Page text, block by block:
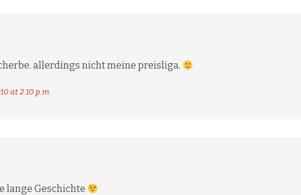
allerdings nicht meine preisliga.
at 2:10 p.m.
lange Geschichte